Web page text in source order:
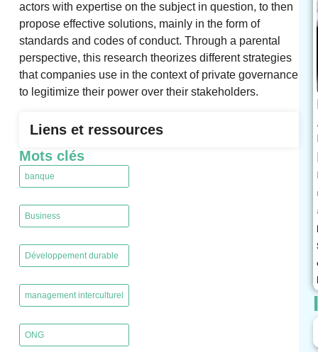
actors with expertise on the subject in question, to then
propose effective solutions, mainly in the form of
standards and codes of conduct. Through a parental
perspective, this research theorizes different strategies
that companies use in the context of private governance
to legitimize their power over their stakeholders.
Liens et ressources
Mots clés
banque
Business
Développement durable
management interculturel
ONG